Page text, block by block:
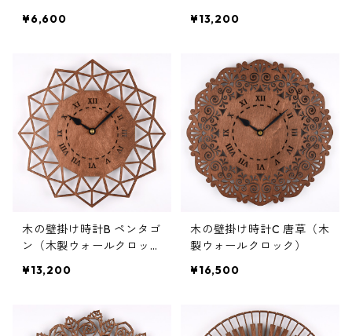
¥6,600
¥13,200
木の壁掛け時計B ペンタゴ
ン（木製ウォールクロッ
¥13,200
木の壁掛け時計C 唐草（木
製ウォールクロック）
¥16,500